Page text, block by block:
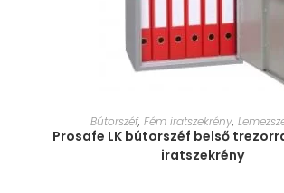
MÉRET VÁLASZTÁSA
Bútorszéf, Fém iratszekrény,
Prosafe LK bútorszéf belső
iratszekrény